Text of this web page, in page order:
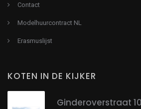
Contact
Modelhuurcontract NL
Erasmuslijst
KOTEN IN DE KIJKER
Ginderoverstraat